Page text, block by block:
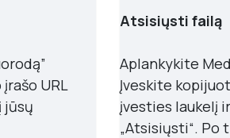
URL
jūsų
Atsisiųsti failą
Aplankykite
Įveskite
įvesties laukelį
„Atsisiųsti“. Po